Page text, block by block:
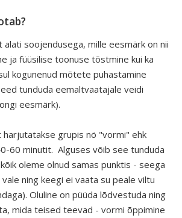
soojendusega, mille eesmärk on nii
ja füüsilise toonuse tõstmine kui ka
kogunenud mõtete puhastamine
tunduda eemaltvaatajale veidi
eesmärk).
grupis nö "vormi" ehk
60 minutit. Alguses võib see tunduda
oleme olnud samas punktis - seega
ning keegi ei vaata su peale viltu
Oluline on püüda lõdvestuda ning
mida teised teevad - vormi õppimine